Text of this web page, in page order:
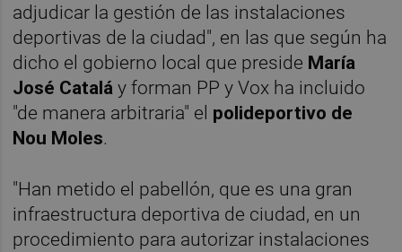
adjudicar la gestión de las instalaciones
deportivas de la ciudad", en las que según ha
dicho el gobierno local que preside María
José Catalá y forman PP y Vox ha incluido
"de manera arbitraria" el polideportivo de
Nou Moles.
"Han metido el pabellón, que es una gran
infraestructura deportiva de ciudad, en un
procedimiento para autorizar instalaciones